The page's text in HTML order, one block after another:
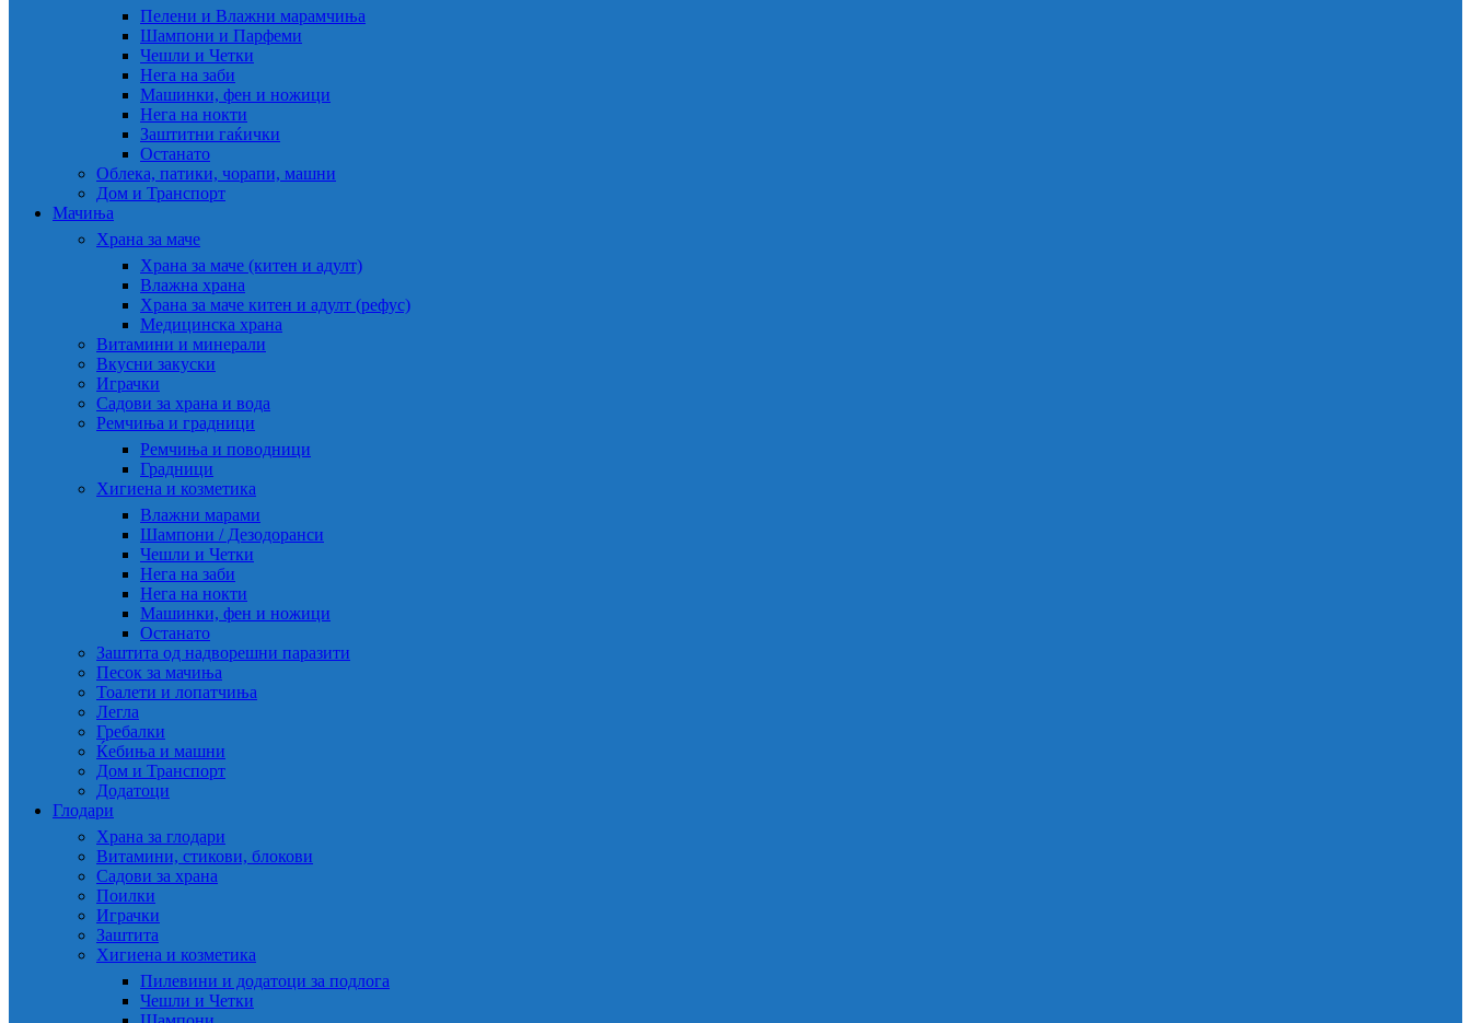
Пелени и Влажни марамчиња
Шампони и Парфеми
Чешли и Четки
Нега на заби
Машинки, фен и ножици
Нега на нокти
Заштитни гаќички
Останато
Облека, патики, чорапи, машни
Дом и Транспорт
Мачиња
Храна за маче
Храна за маче (китен и адулт)
Влажна храна
Храна за маче китен и адулт (рефус)
Медицинска храна
Витамини и минерали
Вкусни закуски
Играчки
Садови за храна и вода
Ремчиња и градници
Ремчиња и поводници
Градници
Хигиена и козметика
Влажни марами
Шампони / Дезодоранси
Чешли и Четки
Нега на заби
Нега на нокти
Машинки, фен и ножици
Останато
Заштита од надворешни паразити
Песок за мачиња
Тоалети и лопатчиња
Легла
Гребалки
Ќебиња и машни
Дом и Транспорт
Додатоци
Глодари
Храна за глодари
Витамини, стикови, блокови
Садови за храна
Поилки
Играчки
Заштита
Хигиена и козметика
Пилевини и додатоци за подлога
Чешли и Четки